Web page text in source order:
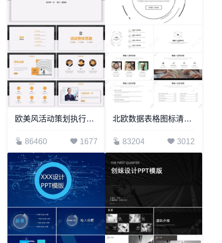
欧美风活动策划执行方案汇报PPT模板
86460 1677
北欧数据表格图标清新简约商务PPT模板
83204 3012